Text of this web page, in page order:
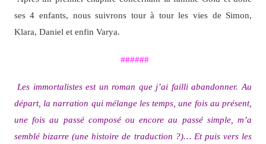
ses 4 enfants, nous suivrons tour à tour les vies de Simon,
Klara, Daniel et enfin Varya.
######
Les immortalistes est un roman que j’ai failli abandonner. Au
départ, la narration qui mélange les temps, une fois au présent,
une fois au passé composé ou encore au passé simple, m’a
semblé bizarre (une histoire de traduction ?)… Et puis vers les